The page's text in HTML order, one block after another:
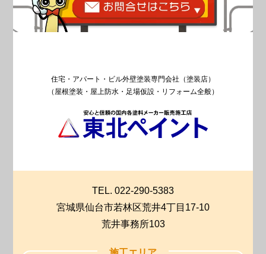
住宅・アパート・ビル外壁塗装専門会社（塗装店）
（屋根塗装・屋上防水・足場仮設・リフォーム全般）
TEL. 022-290-5383
宮城県仙台市若林区荒井4丁目17-10
荒井事務所103